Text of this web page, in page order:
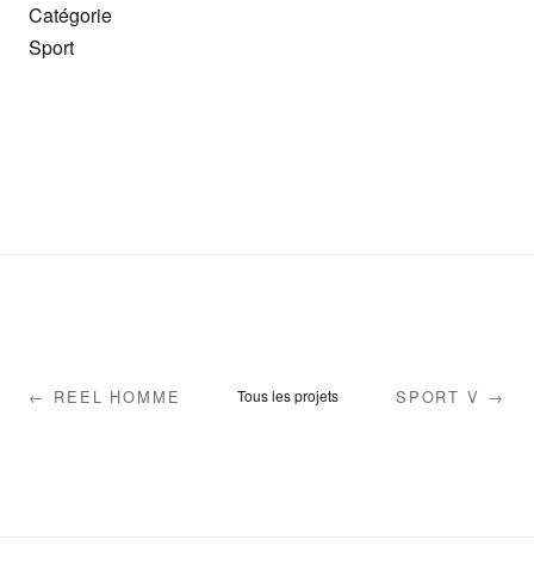
Catégorie
Sport
← REEL HOMME Tous les projets SPORT V →